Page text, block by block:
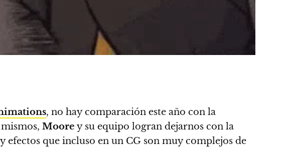
, no hay comparación este año con la
Moore y su equipo logran dejarnos con la
efectos que incluso en un CG son muy complejos de